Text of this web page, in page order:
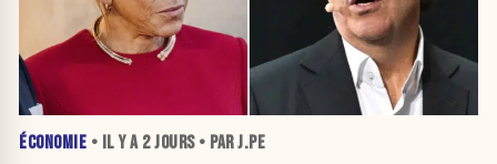
ÉCONOMIE • IL Y A 2 JOURS• PAR J.PE